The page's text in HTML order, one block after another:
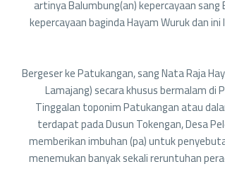
artinya Balumbung(an) kepercayaan
kepercayaan baginda Hayam Wuruk dan
Bergeser ke Patukangan, sang Nata Raja
Lamajang) secara khusus bermalam
Tinggalan toponim Patukangan atau
terdapat pada Dusun Tokengan, Desa
memberikan imbuhan (pa) untuk
menemukan banyak sekali reruntuhan